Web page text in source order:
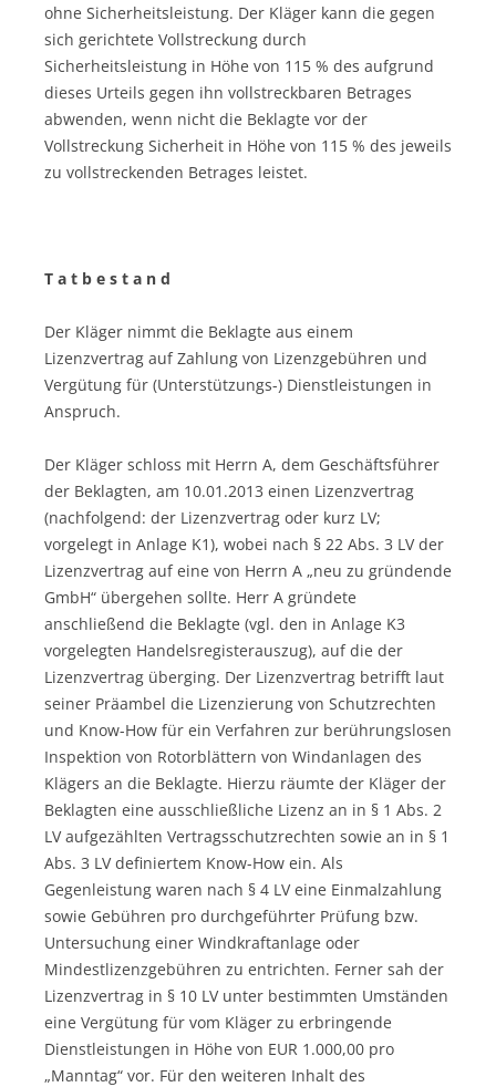
ohne Sicherheitsleistung. Der Kläger kann die gegen
sich gerichtete Vollstreckung durch
Sicherheitsleistung in Höhe von 115 % des aufgrund
dieses Urteils gegen ihn vollstreckbaren Betrages
abwenden, wenn nicht die Beklagte vor der
Vollstreckung Sicherheit in Höhe von 115 % des jeweils
zu vollstreckenden Betrages leistet.
T a t b e s t a n d
Der Kläger nimmt die Beklagte aus einem
Lizenzvertrag auf Zahlung von Lizenzgebühren und
Vergütung für (Unterstützungs-) Dienstleistungen in
Anspruch.
Der Kläger schloss mit Herrn A, dem Geschäftsführer
der Beklagten, am 10.01.2013 einen Lizenzvertrag
(nachfolgend: der Lizenzvertrag oder kurz LV;
vorgelegt in Anlage K1), wobei nach § 22 Abs. 3 LV der
Lizenzvertrag auf eine von Herrn A „neu zu gründende
GmbH“ übergehen sollte. Herr A gründete
anschließend die Beklagte (vgl. den in Anlage K3
vorgelegten Handelsregisterauszug), auf die der
Lizenzvertrag überging. Der Lizenzvertrag betrifft laut
seiner Präambel die Lizenzierung von Schutzrechten
und Know-How für ein Verfahren zur berührungslosen
Inspektion von Rotorblättern von Windanlagen des
Klägers an die Beklagte. Hierzu räumte der Kläger der
Beklagten eine ausschließliche Lizenz an in § 1 Abs. 2
LV aufgezählten Vertragsschutzrechten sowie an in § 1
Abs. 3 LV definiertem Know-How ein. Als
Gegenleistung waren nach § 4 LV eine Einmalzahlung
sowie Gebühren pro durchgeführter Prüfung bzw.
Untersuchung einer Windkraftanlage oder
Mindestlizenzgebühren zu entrichten. Ferner sah der
Lizenzvertrag in § 10 LV unter bestimmten Umständen
eine Vergütung für vom Kläger zu erbringende
Dienstleistungen in Höhe von EUR 1.000,00 pro
„Manntag“ vor. Für den weiteren Inhalt des